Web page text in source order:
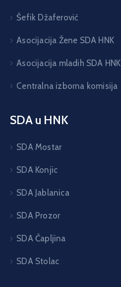
Šefik Džaferović
Asocijacija Žene SDA HNK
Asocijacija mladih SDA HNK
Centralna izborna komisija
SDA u HNK
SDA Mostar
SDA Konjic
SDA Jablanica
SDA Prozor
SDA Čapljina
SDA Stolac